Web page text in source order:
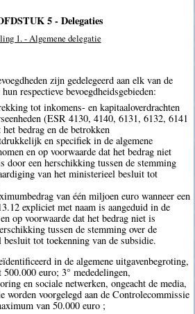
5 - Delegaties
1. - Algemene delegatie
zijn gedelegeerd aan elk van de
respectieve bevoegdheidsgebieden:
tot inkomens- en kapitaaloverdrachten
(ESR 4130, 4140, 6131, 6132, 6141
bedrag en de betrokken
en specifiek in de algemene
en op voorwaarde dat het bedrag niet
door een herschikking tussen de stemming
van het ministerieel besluit tot
van één miljoen euro wanneer een
expliciet met naam is aangeduid in de
op voorwaarde dat het bedrag niet is
tussen de stemming over de
tot toekenning van de subsidie.
in de algemene uitgavenbegroting,
euro; 3° mededelingen,
en sociale netwerken, ongeacht de media,
worden voorgelegd aan de Controlecommissie
van 50.000 euro ;